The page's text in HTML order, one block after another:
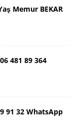
Memur BEKAR
481 89 364
91 32 WhatsApp